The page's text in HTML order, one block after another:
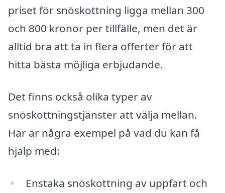
priset för snöskottning ligga mellan 300
och 800 kronor per tillfälle, men det är
alltid bra att ta in flera offerter för att
hitta bästa möjliga erbjudande.
Det finns också olika typer av
snöskottningstjänster att välja mellan.
Här är några exempel på vad du kan få
hjälp med:
Enstaka snöskottning av uppfart och